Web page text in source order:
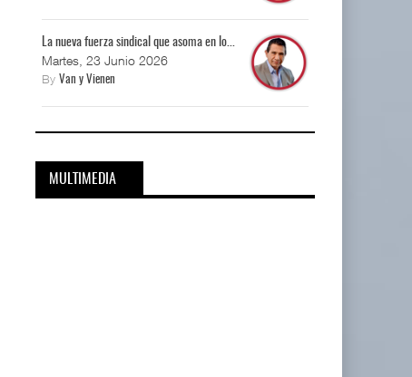
La nueva fuerza sindical que asoma en lo...
Martes, 23 Junio 2026
By Van y Vienen
MULTIMEDIA